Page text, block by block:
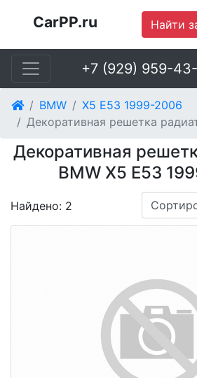
CarPP.ru Найти
+7 (929) 959-
BMW
X5 E53 1999-2006
Декоративная решетка
Декоративная
BMW X5 E53
Найдено: 2